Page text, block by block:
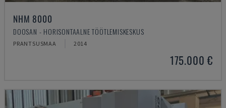
NHM 8000
DOOSAN - HORISONTAALNE TÖÖTLEMISKESKUS
PRANTSUSMAA 2014
175.000 €